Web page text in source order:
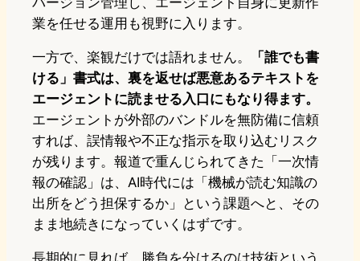
業を任せる運用も視野に入ります。
一方で、楽観だけでは語れません。
「誰でも書
ける」書式は、裏を返せば悪意あるテキストを
エージェントに読ませる入口にもなり得ます。
エージェントが外部のバンドルを無防備に信頼
すれば、誤情報や不正な指示を取り込むリスク
が残ります。報道で重んじられてきた「一次情
報の確認」は、AI時代には「機械が読む知識の
出所をどう担保するか」という課題へと、その
まま地続きになっていくはずです。